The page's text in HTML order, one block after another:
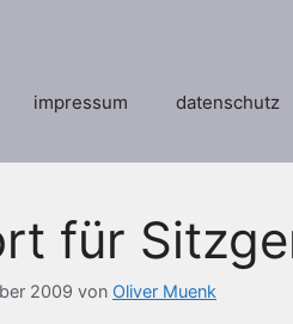
impressum datenschutz
für
2009 von Oliver Muenk